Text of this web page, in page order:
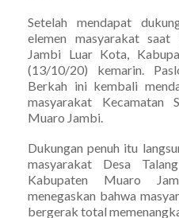
Setelah mendapat
elemen masyarakat
Jambi Luar Kota,
(13/10/20) kemarin.
Berkah ini kembali
masyarakat Kecamatan
Muaro Jambi.
Dukungan penuh itu
masyarakat Desa
Kabupaten Muaro
menegaskan bahwa
bergerak total